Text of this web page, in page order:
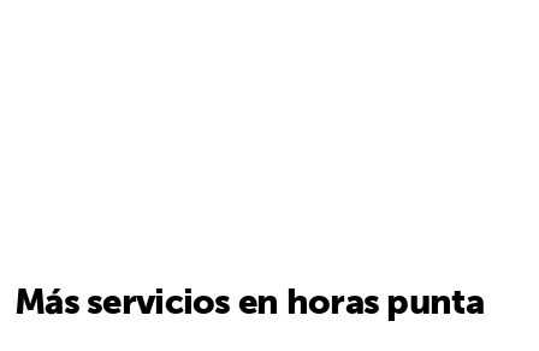
Más servicios en horas punta